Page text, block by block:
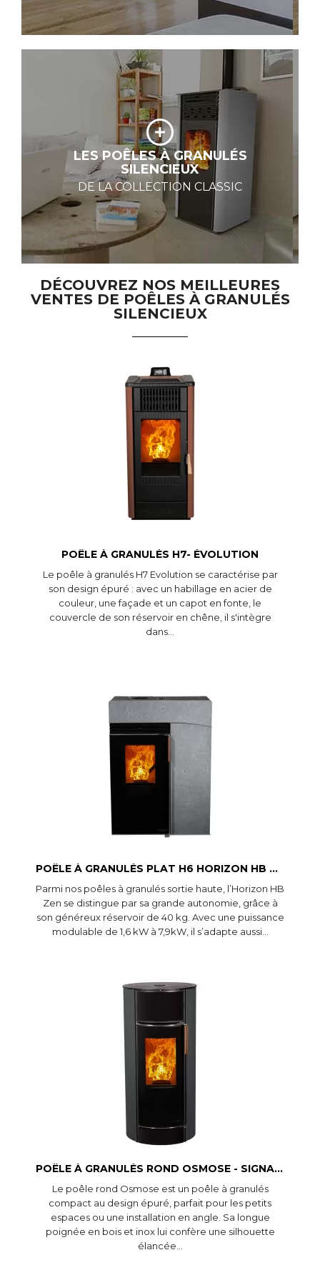
LES POÊLES À GRANULÉS
SILENCIEUX
DE LA COLLECTION CLASSIC
La collection Classic, c’est toute la
technologie HOBEN dans des poêles
simples, performants, silencieux, qui
consomment moins, avec une
régulation autonome.
Découvrez la collection
DÉCOUVREZ NOS MEILLEURES
VENTES DE POÊLES À GRANULÉS
SILENCIEUX
Aperçu rapide
POÊLE À GRANULÉS H7- ÉVOLUTION
Le poêle à granulés H7 Evolution se caractérise par
son design épuré : avec un habillage en acier de
couleur, une façade et un capot en fonte, le
couvercle de son réservoir en chêne, il s'intègre
dans...
Aperçu rapide POÊLE À GRANULÉS PLAT H6 HORIZON HB ZEN
Parmi nos poêles à granulés sortie haute, l’Horizon HB
Zen se distingue par sa grande autonomie, grâce à
son généreux réservoir de 40 kg. Avec une puissance
modulable de 1,6 kW à 7,9kW, il s’adapte aussi...
Aperçu rapide POÊLE À GRANULÉS ROND OSMOSE - SIGNATURE
Le poêle rond Osmose est un poêle à granulés
compact au design épuré, parfait pour les petits
espaces ou une installation en angle. Sa longue
poignée en bois et inox lui confère une silhouette
élancée...